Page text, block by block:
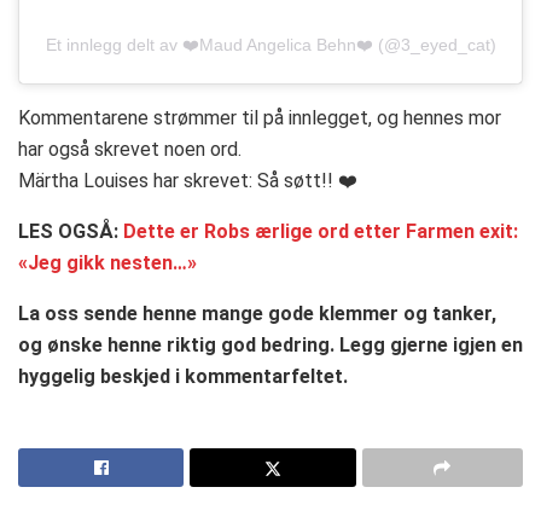
Et innlegg delt av ❤️Maud Angelica Behn❤️ (@3_eyed_cat)
Kommentarene strømmer til på innlegget, og hennes mor
har også skrevet noen ord.
Märtha Louises har skrevet: Så søtt!! ❤️
LES OGSÅ: Dette er Robs ærlige ord etter Farmen exit:
«Jeg gikk nesten…»
La oss sende henne mange gode klemmer og tanker,
og ønske henne riktig god bedring. Legg gjerne igjen en
hyggelig beskjed i kommentarfeltet.